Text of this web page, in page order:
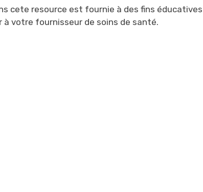
cete resource est fournie à des fins
à votre fournisseur de soins de santé.